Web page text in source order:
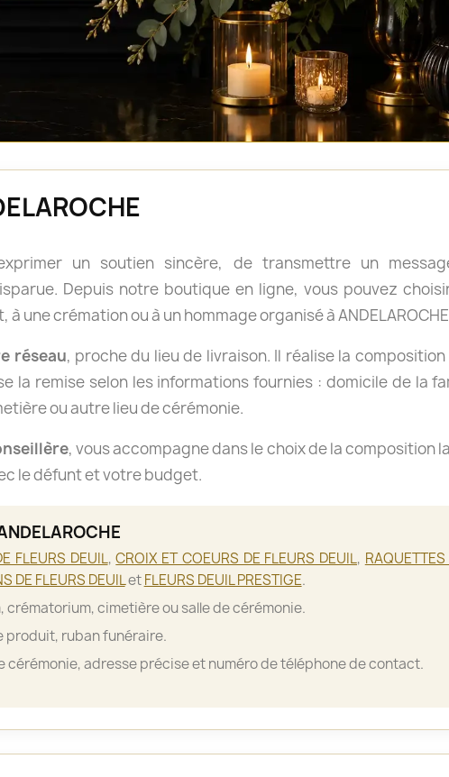
un soutien sincère, de transmettre un
Depuis notre boutique en ligne, vous pouvez
crémation ou à un hommage organisé à
réseau, proche du lieu de livraison. Il réalise la composition
la remise selon les informations fournies : domicile de la
ou autre lieu de cérémonie.
, vous accompagne dans le choix de la composition
le défunt et votre budget.
FLEURS DEUIL,CROIX ET COEURS DE FLEURS DEUIL, RAQUETTES
DE FLEURS DEUILetFLEURS DEUIL PRESTIGE.
cimetière ou salle de cérémonie.
produit, ruban funéraire.
cérémonie, adresse précise et numéro de téléphone de contact.